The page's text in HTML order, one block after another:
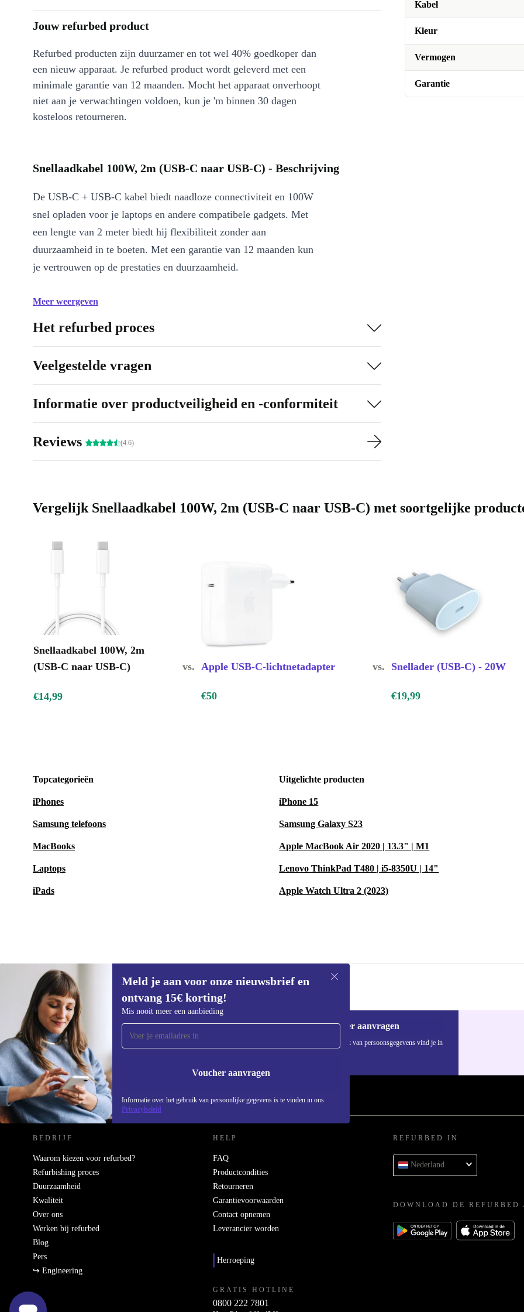
Kabel
Kleur
Vermogen
Garantie
Jouw refurbed product
Refurbed producten zijn duurzamer en tot wel 40% goedkoper dan
een nieuw apparaat. Je refurbed product wordt geleverd met een
minimale garantie van 12 maanden. Mocht het apparaat onverhoopt
niet aan je verwachtingen voldoen, kun je 'm binnen 30 dagen
kosteloos retourneren.
Snellaadkabel 100W, 2m (USB-C naar USB-C) - Beschrijving
De USB-C + USB-C kabel biedt naadloze connectiviteit en 100W
snel opladen voor je laptops en andere compatibele gadgets. Met
een lengte van 2 meter biedt hij flexibiliteit zonder aan
duurzaamheid in te boeten. Met een garantie van 12 maanden kun
je vertrouwen op de prestaties en duurzaamheid.
Meer weergeven
Het refurbed proces
Veelgestelde vragen
Informatie over productveiligheid en -conformiteit
Reviews (4.6)
Vergelijk Snellaadkabel 100W, 2m (USB-C naar USB-C) met soortgelijke
Snellaadkabel 100W, 2m
(USB-C naar USB-C)
vs. Apple USB-C-lichtnetadapter vs. Snellader (USB-C) - 20W
€14,99 €50 €19,99
Topcategorieën
iPhones
Samsung telefoons
MacBooks
Laptops
iPads
Uitgelichte producten
iPhone 15
Samsung Galaxy S23
Apple MacBook Air 2020 | 13.3" | M1
Lenovo ThinkPad T480 | i5-8350U | 14"
Apple Watch Ultra 2 (2023)
€14,99
Meld je aan voor onze nieuwsbrief en
ontvang 15€ korting!
Mis nooit meer een aanbieding
Voucher aanvragen
Informatie over het gebruik van persoonlijke gegevens is te vinden in ons
Privacybeleid
Meld je aan voor onze nieuwsbrief en
ontvang €15 korting!
Mis nooit meer een aanbieding.
Voucher aanvragen
Informatie over het gebruik van persoonsgegevens vind je in
REFURBED NEDERLAND - RETHINK NEW.
BEDRIJF
Waarom kiezen voor refurbed?
Refurbishing proces
Duurzaamheid
Kwaliteit
Over ons
Werken bij refurbed
Blog
Pers
↪ Engineering
HELP
FAQ
Productcondities
Retourneren
Garantievoorwaarden
Contact opnemen
Leverancier worden
Herroeping
GRATIS HOTLINE
0800 222 7801
REFURBED IN
Nederland
DOWNLOAD DE REFURBED